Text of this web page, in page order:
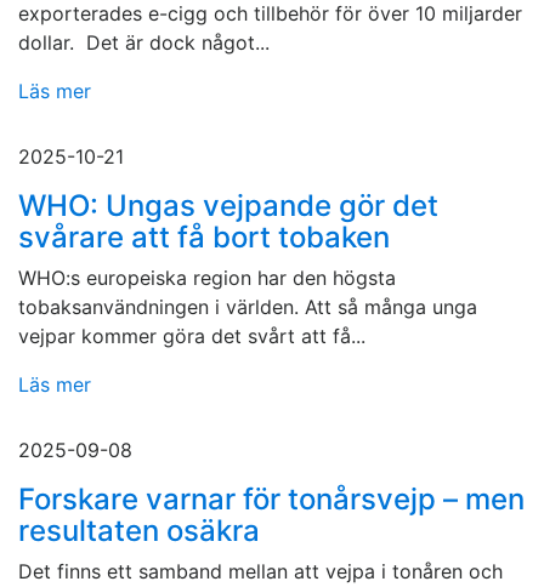
exporterades e-cigg och tillbehör för över 10 miljarder
dollar. Det är dock något...
Läs mer
2025-10-21
WHO: Ungas vejpande gör det
svårare att få bort tobaken
WHO:s europeiska region har den högsta
tobaksanvändningen i världen. Att så många unga
vejpar kommer göra det svårt att få...
Läs mer
2025-09-08
Forskare varnar för tonårsvejp – men
resultaten osäkra
Det finns ett samband mellan att vejpa i tonåren och